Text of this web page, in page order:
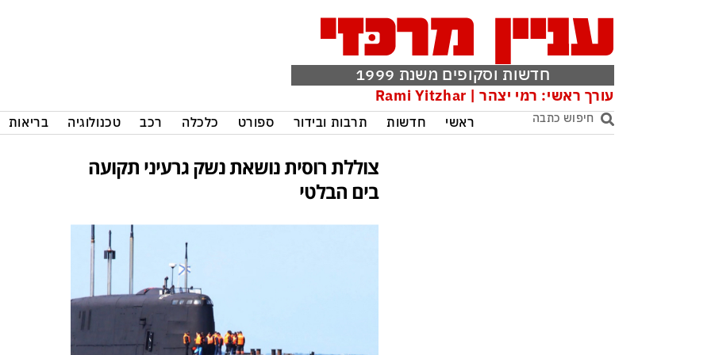
חדשות וסקופים משנת 1999
עורך ראשי: רמי יצהר | Rami Yitzhar
ראשי חדשות תרבות ובידור ספורט כלכלה רכב טכנולוגיה בריאות
צוללת רוסית נושאת נשק גרעיני תקועה
בים הבלטי